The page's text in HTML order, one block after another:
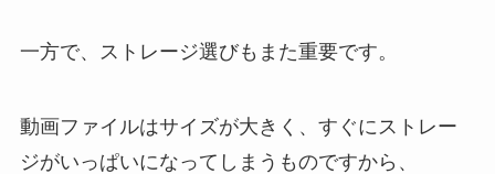
一方で、ストレージ選びもまた重要です。
動画ファイルはサイズが大きく、すぐにストレー
ジがいっぱいになってしまうものですから、